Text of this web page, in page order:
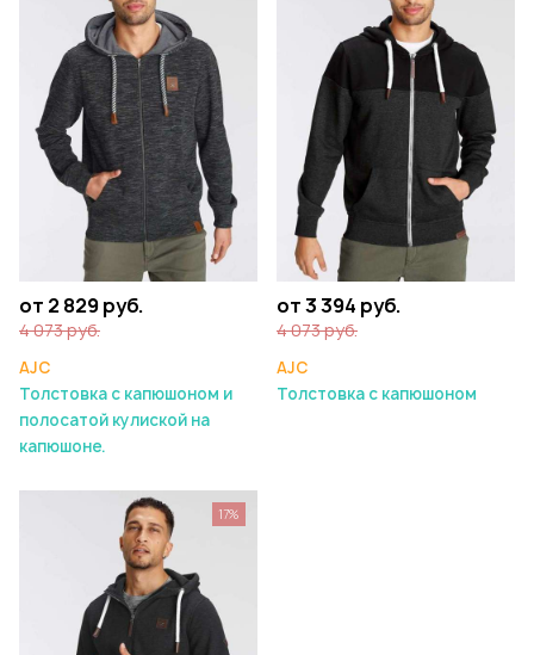
от 2 829 руб.
4 073 руб.
AJC
Толстовка с капюшоном и
полосатой кулиской на
капюшоне.
от 3 394 руб.
4 073 руб.
AJC
Толстовка с капюшоном
17%